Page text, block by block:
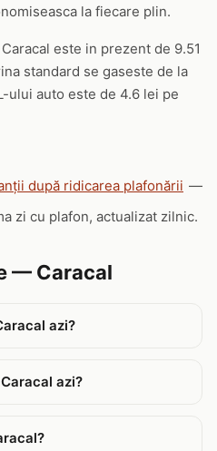
la fiecare plin.
este in prezent de 9.51
standard se gaseste de la
ului auto este de 4.6 lei pe
după ridicarea plafonării —
zi cu plafon, actualizat zilnic.
— Caracal
azi?
azi?